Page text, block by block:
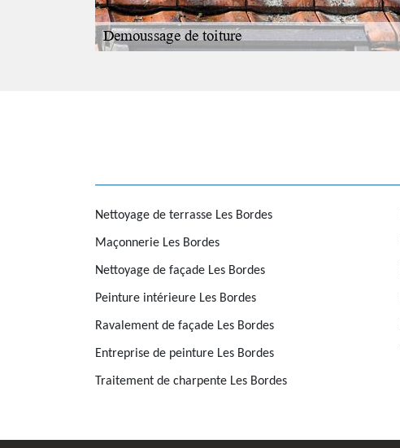
Nettoyage de terrasse Les Bordes
Maçonnerie Les Bordes
Nettoyage de façade Les Bordes
Peinture intérieure Les Bordes
Ravalement de façade Les Bordes
Entreprise de peinture Les Bordes
Traitement de charpente Les Bordes